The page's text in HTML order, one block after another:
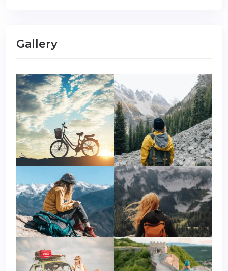
Gallery